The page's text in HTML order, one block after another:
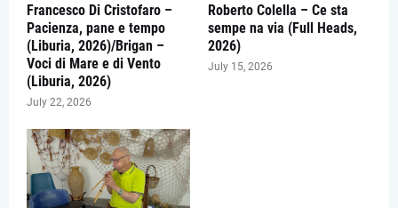
Francesco Di Cristofaro –
Pacienza, pane e tempo
(Liburia, 2026)/Brigan –
Voci di Mare e di Vento
(Liburia, 2026)
July 22, 2026
Roberto Colella – Ce sta
sempe na via (Full Heads,
2026)
July 15, 2026